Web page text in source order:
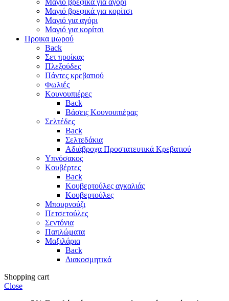
Μαγιό βρεφικά για κορίτσι
Μαγιό για αγόρι
Μαγιό για κορίτσι
Προικα μωρού
Back
Σετ προίκας
Πλεξούδες
Πάντες κρεβατιού
Φωλιές
Κουνουπιέρες
Back
Βάσεις Κουνουπιέρας
Σελτέδες
Back
Σελτεδάκια
Αδιάβροχα Προστατευτικά Κρεβατιού
Υπνόσακος
Κουβέρτες
Back
Κουβερτούλες αγκαλιάς
Κουβερτούλες
Μπουρνούζι
Πετσετούλες
Σεντόνια
Παπλώματα
Μαξιλάρια
Back
Διακοσμητικά
Shopping cart
Close